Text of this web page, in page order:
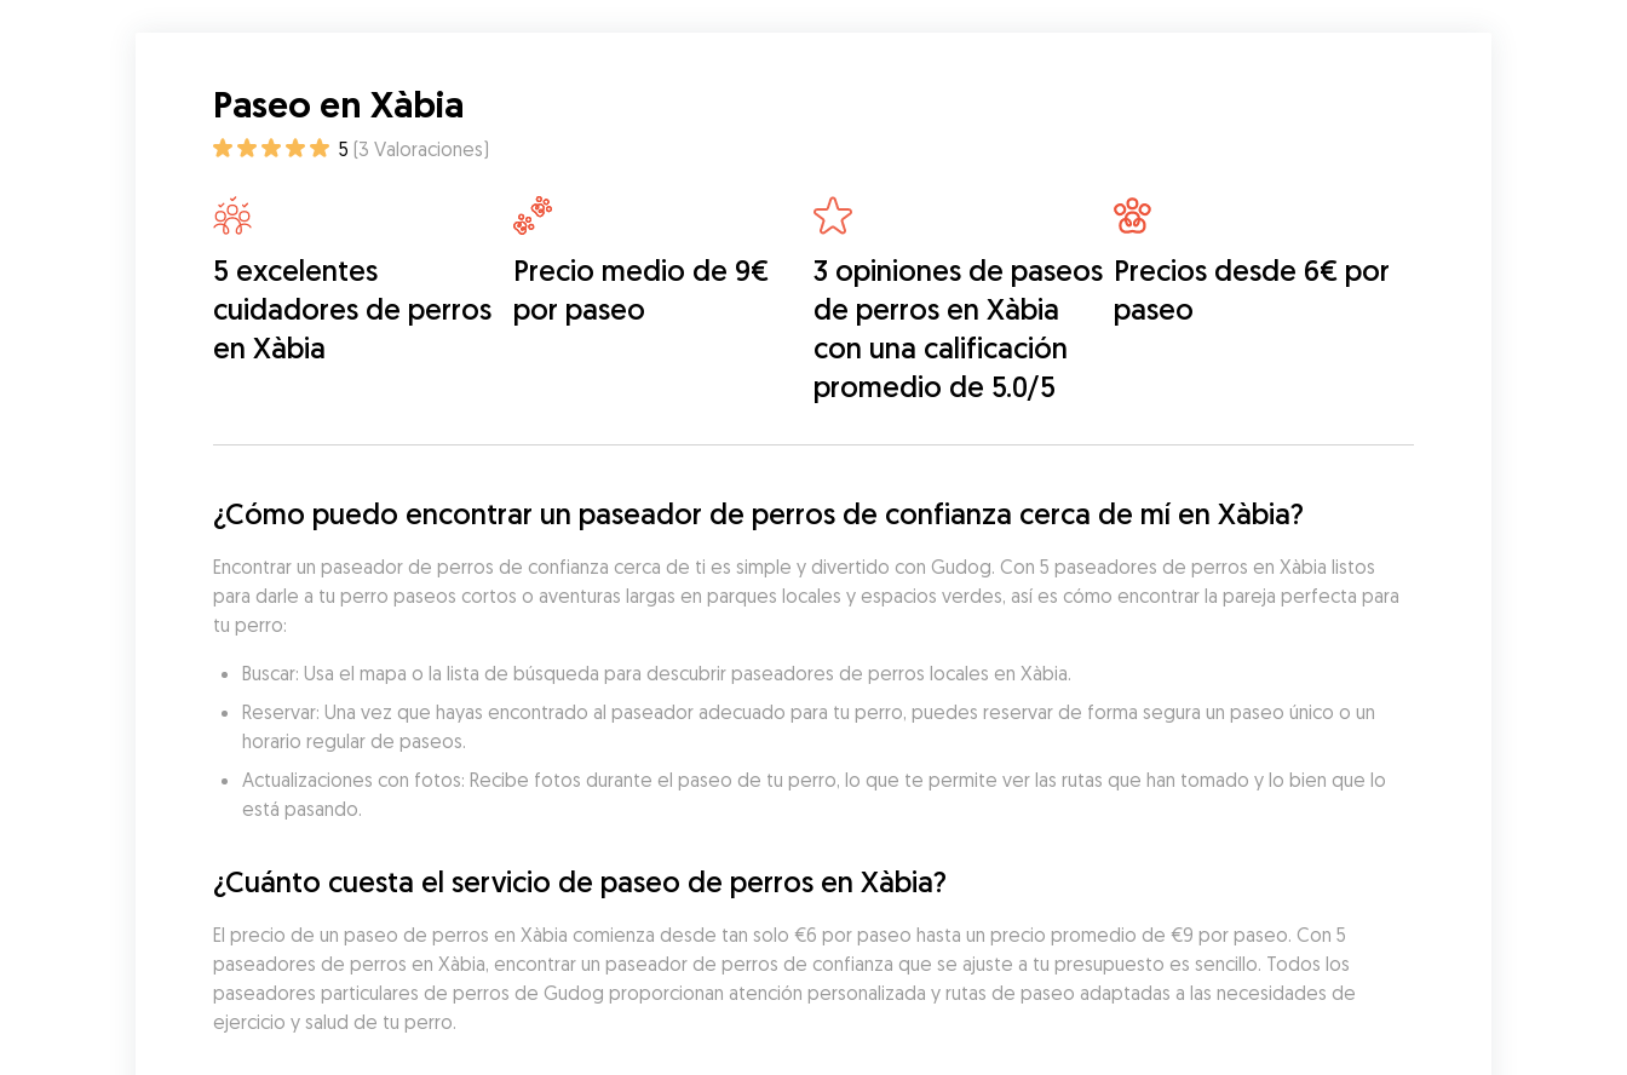
Paseo en Xàbia
5 (3 Valoraciones)
5 excelentes
cuidadores de perros
en Xàbia
Precio medio de 9€
por paseo
3 opiniones de paseos
de perros en Xàbia
con una calificación
promedio de 5.0/5
Precios desde 6€ por
paseo
¿Cómo puedo encontrar un paseador de perros de confianza cerca de mí en Xàbia?
Encontrar un paseador de perros de confianza cerca de ti es simple y divertido con Gudog. Con 5 paseadores de perros en Xàbia listos
para darle a tu perro paseos cortos o aventuras largas en parques locales y espacios verdes, así es cómo encontrar la pareja perfecta para
tu perro:
Buscar: Usa el mapa o la lista de búsqueda para descubrir paseadores de perros locales en Xàbia.
Reservar: Una vez que hayas encontrado al paseador adecuado para tu perro, puedes reservar de forma segura un paseo único o un
horario regular de paseos.
Actualizaciones con fotos: Recibe fotos durante el paseo de tu perro, lo que te permite ver las rutas que han tomado y lo bien que lo
está pasando.
¿Cuánto cuesta el servicio de paseo de perros en Xàbia?
El precio de un paseo de perros en Xàbia comienza desde tan solo €6 por paseo hasta un precio promedio de €9 por paseo. Con 5
paseadores de perros en Xàbia, encontrar un paseador de perros de confianza que se ajuste a tu presupuesto es sencillo. Todos los
paseadores particulares de perros de Gudog proporcionan atención personalizada y rutas de paseo adaptadas a las necesidades de
ejercicio y salud de tu perro.